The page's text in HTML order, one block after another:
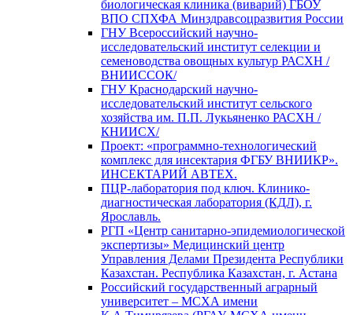
биологическая клиника (виварий) ГБОУ
ВПО СПХФА Минздравсоцразвития России
ГНУ Всероссийский научно-
исследовательский институт селекции и
семеноводства овощных культур РАСХН /
ВНИИССОК/
ГНУ Краснодарский научно-
исследовательский институт сельского
хозяйства им. П.П. Лукьяненко РАСХН /
КНИИСХ/
Проект: «программно-технологический
комплекс для инсектария ФГБУ ВНИИКР».
ИНСЕКТАРИЙ АВТЕХ.
ПЦР-лаборатория под ключ. Клинико-
диагностическая лаборатория (КДЛ), г.
Ярославль.
РГП «Центр санитарно-эпидемиологической
экспертизы» Медицинский центр
Управления Делами Президента Республики
Казахстан. Республика Казахстан, г. Астана
Российский государственный аграрный
университет – МСХА имени